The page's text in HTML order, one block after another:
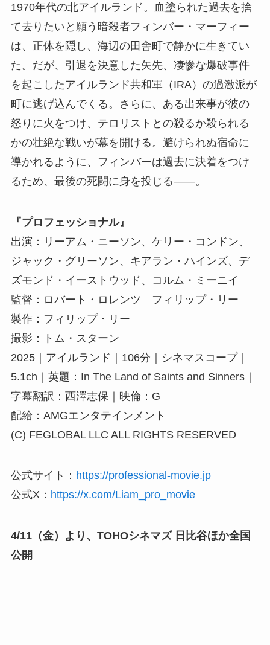
1970年代の北アイルランド。血塗られた過去を捨
て去りたいと願う暗殺者フィンバー・マーフィー
は、正体を隠し、海辺の田舎町で静かに生きてい
た。だが、引退を決意した矢先、凄惨な爆破事件
を起こしたアイルランド共和軍（IRA）の過激派が
町に逃げ込んでくる。さらに、ある出来事が彼の
怒りに火をつけ、テロリストとの殺るか殺られる
かの壮絶な戦いが幕を開ける。避けられぬ宿命に
導かれるように、フィンバーは過去に決着をつけ
るため、最後の死闘に身を投じる――。
『プロフェッショナル』
出演：リーアム・ニーソン、ケリー・コンドン、
ジャック・グリーソン、キアラン・ハインズ、デ
ズモンド・イーストウッド、コルム・ミーニイ
監督：ロバート・ロレンツ フィリップ・リー
製作：フィリップ・リー
撮影：トム・スターン
2025｜アイルランド｜106分｜シネマスコープ｜
5.1ch｜英題：In The Land of Saints and Sinners｜
字幕翻訳：西澤志保｜映倫：G
配給：AMGエンタテインメント
(C) FEGLOBAL LLC ALL RIGHTS RESERVED
公式サイト： https://professional-movie.jp
公式X： https://x.com/Liam_pro_movie
4/11（金）より、TOHOシネマズ 日比谷ほか全国
公開